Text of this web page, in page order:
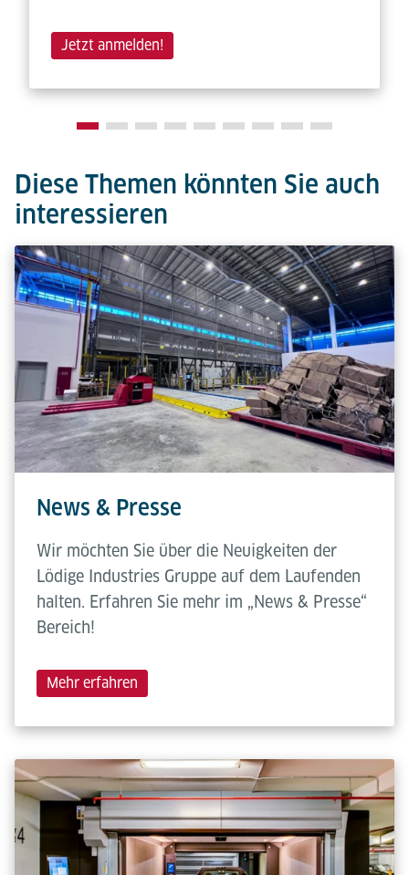
Jetzt anmelden!
Diese Themen könnten Sie auch
interessieren
News & Presse
Wir möchten Sie über die Neuigkeiten der
Lödige Industries Gruppe auf dem Laufenden
halten. Erfahren Sie mehr im „News & Presse“
Bereich!
Mehr erfahren